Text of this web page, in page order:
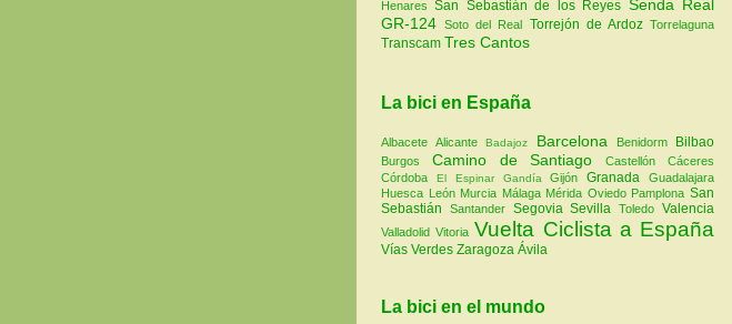
HenaresSan Sebastián de los Reyes Senda Real
GR-124Soto del Real Torrejón de ArdozTorrelaguna
Transcam Tres Cantos
La bici en España
AlbaceteAlicanteBadajoz Barcelona Benidorm Bilbao
Burgos Camino de SantiagoCastellónCáceres
Córdoba El Espinar GandíaGijónGranadaGuadalajara
Huesca León Murcia Málaga Mérida Oviedo PamplonaSan
Sebastián Santander SegoviaSevillaToledoValencia
ValladolidVitoria Vuelta Ciclista a España
Vías Verdes Zaragoza Ávila
La bici en el mundo